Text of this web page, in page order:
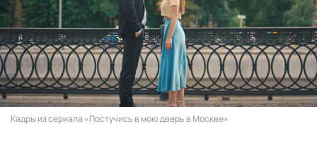
Кадры из сериала «Постучись в мою дверь в Москве»